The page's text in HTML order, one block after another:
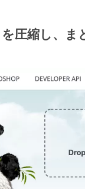
圧縮し、ま